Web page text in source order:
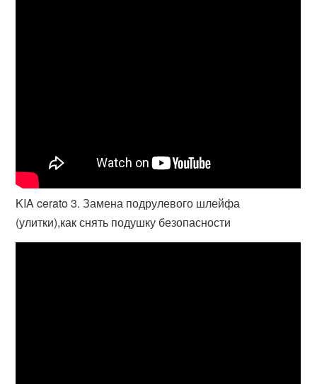
KIA cerato 3. Замена подрулевого шлейфа
(улитки),как снять подушку безопасности